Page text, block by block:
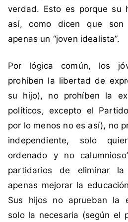
h
i
e
,
m
u
n
i
m
o
,
c
verdad. Esto es porque su
así, como dicen que son
apenas un “joven idealista”.
Por lógica común, los
prohíben la libertad de
su hijo), no prohíben la
políticos, excepto el
por lo menos no es así), no
independiente, solo
ordenado y no
partidarios de eliminar la
apenas mejorar la
Sus hijos no aprueban la
solo la necesaria (según el